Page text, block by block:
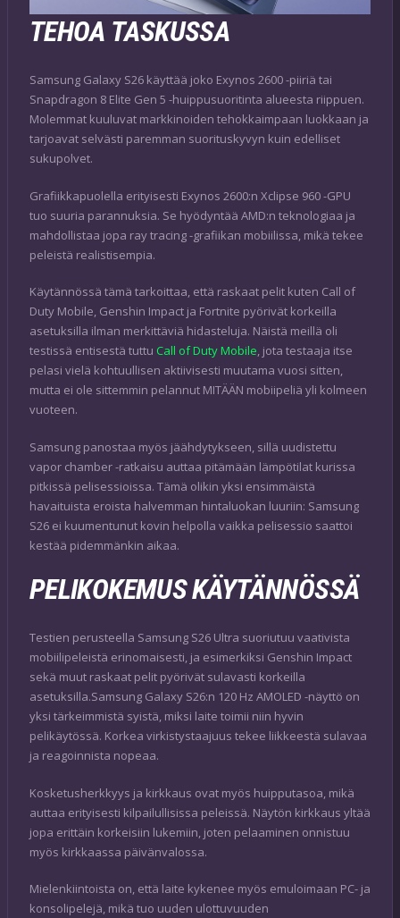
TEHOA TASKUSSA
Samsung Galaxy S26 käyttää joko Exynos 2600 -piiriä tai
Snapdragon 8 Elite Gen 5 -huippusuoritinta alueesta riippuen.
Molemmat kuuluvat markkinoiden tehokkaimpaan luokkaan ja
tarjoavat selvästi paremman suorituskyvyn kuin edelliset
sukupolvet.
Grafiikkapuolella erityisesti Exynos 2600:n Xclipse 960 -GPU
tuo suuria parannuksia. Se hyödyntää AMD:n teknologiaa ja
mahdollistaa jopa ray tracing -grafiikan mobiilissa, mikä tekee
peleistä realistisempia.
Käytännössä tämä tarkoittaa, että raskaat pelit kuten Call of
Duty Mobile, Genshin Impact ja Fortnite pyörivät korkeilla
asetuksilla ilman merkittäviä hidasteluja. Näistä meillä oli
testissä entisestä tuttu Call of Duty Mobile, jota testaaja itse
pelasi vielä kohtuullisen aktiivisesti muutama vuosi sitten,
mutta ei ole sittemmin pelannut MITÄÄN mobiipeliä yli kolmeen
vuoteen.
Samsung panostaa myös jäähdytykseen, sillä uudistettu
vapor chamber -ratkaisu auttaa pitämään lämpötilat kurissa
pitkissä pelisessioissa. Tämä olikin yksi ensimmäistä
havaituista eroista halvemman hintaluokan luuriin: Samsung
S26 ei kuumentunut kovin helpolla vaikka pelisessio saattoi
kestää pidemmänkin aikaa.
PELIKOKEMUS KÄYTÄNNÖSSÄ
Testien perusteella Samsung S26 Ultra suoriutuu vaativista
mobiilipeleistä erinomaisesti, ja esimerkiksi Genshin Impact
sekä muut raskaat pelit pyörivät sulavasti korkeilla
asetuksilla.Samsung Galaxy S26:n 120 Hz AMOLED -näyttö on
yksi tärkeimmistä syistä, miksi laite toimii niin hyvin
pelikäytössä. Korkea virkistystaajuus tekee liikkeestä sulavaa
ja reagoinnista nopeaa.
Kosketusherkkyys ja kirkkaus ovat myös huipputasoa, mikä
auttaa erityisesti kilpailullisissa peleissä. Näytön kirkkaus yltää
jopa erittäin korkeisiin lukemiin, joten pelaaminen onnistuu
myös kirkkaassa päivänvalossa.
Mielenkiintoista on, että laite kykenee myös emuloimaan PC- ja
konsolipelejä, mikä tuo uuden ulottuvuuden